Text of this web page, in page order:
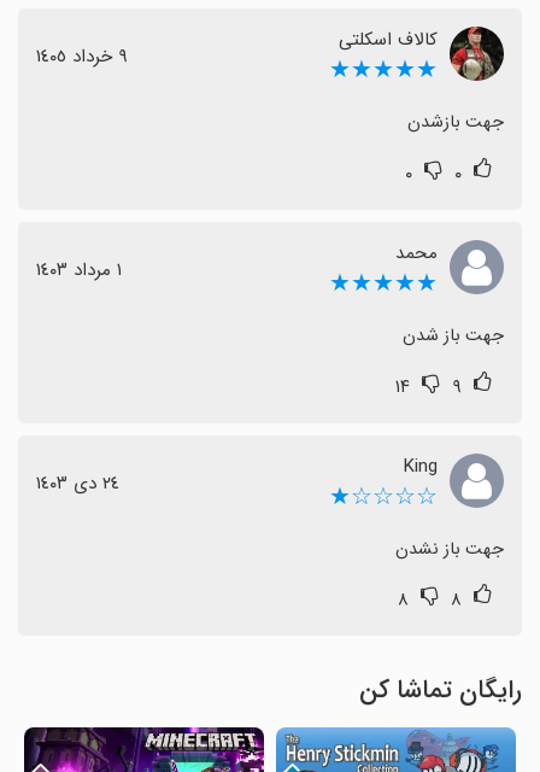
کالاف اسکلتی
★★★★★ ٩ خرداد ١٤٠٥
جهت بازشدن
۰ ۰
محمد
★★★★★ ١ مرداد ١٤٠٣
جهت باز شدن
۹ ۱۴
King
☆☆☆☆★ ٢٤ دی ١٤٠٣
جهت باز نشدن
۸ ۸
رایگان تماشا کن